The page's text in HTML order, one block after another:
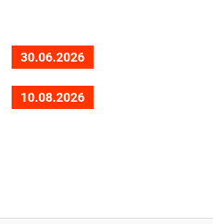
30.06.2026
10.08.2026